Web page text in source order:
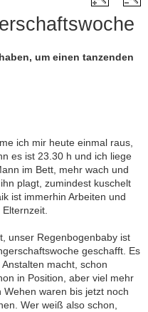
um einen tanzenden
ich mir heute einmal raus,
es ist 23.30 h und ich liege
im Bett, mehr wach und
plagt, zumindest kuschelt
ist immerhin Arbeiten und
unser Regenbogenbaby ist
geschafft. Es
macht, schon
in Position, aber viel mehr
waren bis jetzt noch
Wer weiß also schon,